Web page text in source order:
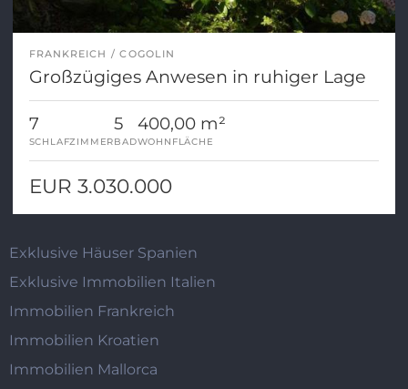
FRANKREICH COGOLIN
Großzügiges Anwesen in ruhiger Lage
7
SCHLAFZIMMER
5
BAD
400,00 m²
WOHNFLÄCHE
EUR 3.030.000
Exklusive Häuser Spanien
Exklusive Immobilien Italien
Immobilien Frankreich
Immobilien Kroatien
Immobilien Mallorca